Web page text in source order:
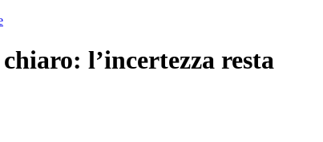
l’incertezza resta